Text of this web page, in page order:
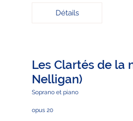
Détails
Les Clartés de la
Nelligan)
Soprano et piano
opus 20